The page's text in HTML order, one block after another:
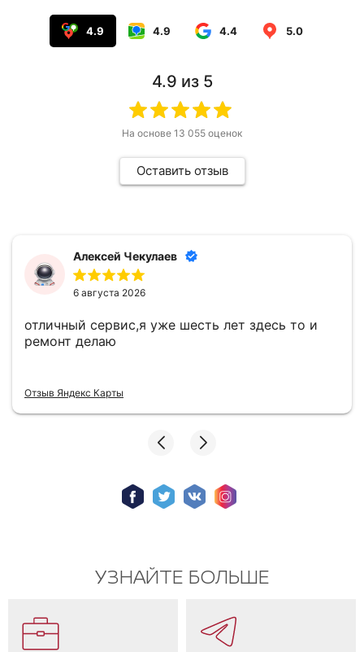
4.9 4.9 4.4 5.0
4.9 из 5
На основе 13 055 оценок
Оставить отзыв
Алексей Чекулаев
6 августа 2026
отличный сервис,я уже шесть лет здесь то и
ремонт делаю
Отзыв Яндекс Карты
УЗНАЙТЕ БОЛЬШЕ